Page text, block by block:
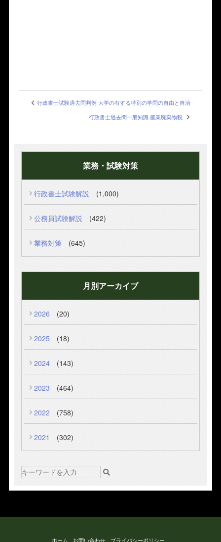
行政書士試験過去問判例 大学の有する特別の学問の自由と自治
行政書士過去問一般知識 産業廃棄物税
業務・試験対策
行政書士試験解説 (1,000)
公務員試験解説 (422)
業務対策 (645)
月別アーカイブ
2026 (20)
2025 (18)
2024 (143)
2023 (464)
2022 (758)
2021 (302)
ホーム お問い合わせ プライバシーポリシー